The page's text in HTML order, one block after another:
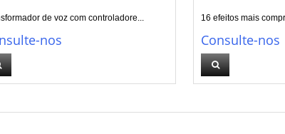
de voz com controladore...
nos
16 efeitos mais
Consulte-nos